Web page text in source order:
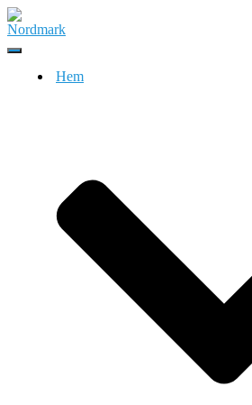
Slå
navigeringHem